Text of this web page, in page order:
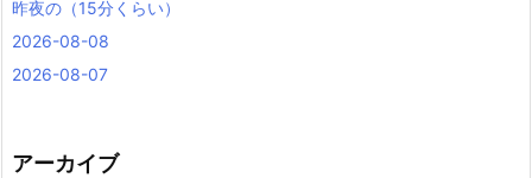
昨夜の（15分くらい）
2026-08-08
2026-08-07
アーカイブ